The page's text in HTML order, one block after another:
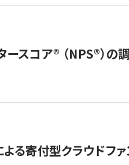
スコア®︎ （NPS®︎）の
る寄付型クラウドフ